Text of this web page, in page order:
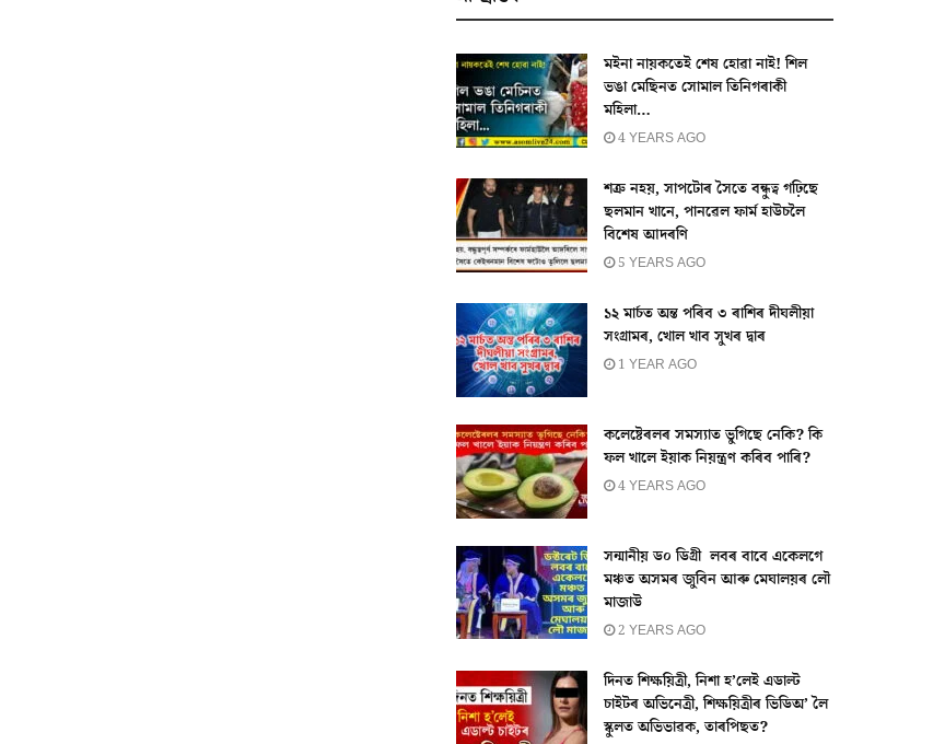
মইনা নায়কতেই শেষ হোৱা নাই! শিল
ভঙা মেছিনত সোমাল তিনিগৰাকী
মহিলা…
4 YEARS AGO
শত্ৰু নহয়, সাপটোৰ সৈতে বন্ধুত্ব গঢ়িছে
ছলমান খানে, পানৱেল ফাৰ্ম হাউচলৈ
বিশেষ আদৰণি
5 YEARS AGO
১২ মাৰ্চত অন্ত পৰিব ৩ ৰাশিৰ দীঘলীয়া
সংগ্ৰামৰ, খোল খাব সুখৰ দ্বাৰ
1 YEAR AGO
কলেষ্টেৰলৰ সমস্যাত ভুগিছে নেকি? কি
ফল খালে ইয়াক নিয়ন্ত্ৰণ কৰিব পাৰি?
4 YEARS AGO
সন্মানীয় ড০ ডিগ্ৰী লবৰ বাবে একেলগে
মঞ্চত অসমৰ জুবিন আৰু মেঘালয়ৰ লৌ
মাজাউ
2 YEARS AGO
দিনত শিক্ষয়িত্ৰী, নিশা হ’লেই এডাল্ট
চাইটৰ অভিনেত্ৰী, শিক্ষয়িত্ৰীৰ ভিডিঅ’ লৈ
স্কুলত অভিভাৱক, তাৰপিছত?